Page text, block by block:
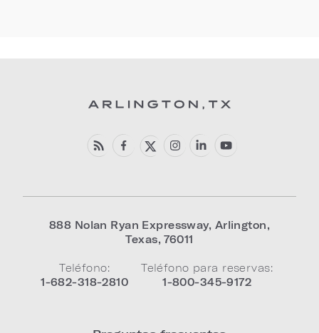
888 Nolan Ryan Expressway, Arlington,
Texas,76011
Teléfono:
1-682-318-2810
Teléfono para reservas:
1-800-345-9172